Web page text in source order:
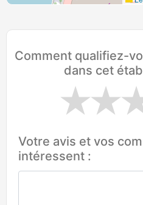
Comment qualifiez-
dans cet
Votre avis et vos
intéressent :